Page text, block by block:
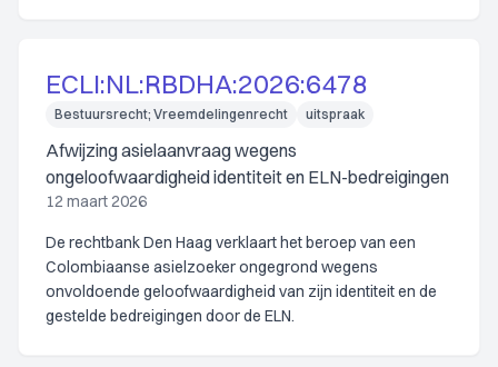
ECLI:NL:RBDHA:2026:6478
Bestuursrecht; Vreemdelingenrecht uitspraak
Afwijzing asielaanvraag wegens
ongeloofwaardigheid identiteit en ELN-bedreigingen
12 maart 2026
De rechtbank Den Haag verklaart het beroep van een
Colombiaanse asielzoeker ongegrond wegens
onvoldoende geloofwaardigheid van zijn identiteit en de
gestelde bedreigingen door de ELN.